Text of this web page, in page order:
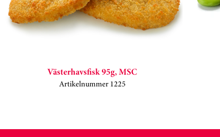
Västerhavsfisk 95g, MSC
Artikelnummer 1225